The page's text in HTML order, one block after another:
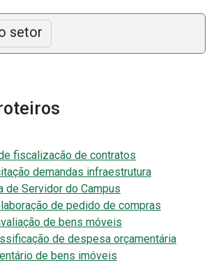
setor
fiscalização de contratos
demandas infraestrutura
de Servidor do Campus
de pedido de compras
de bens móveis
de despesa orçamentária
de bens imóveis